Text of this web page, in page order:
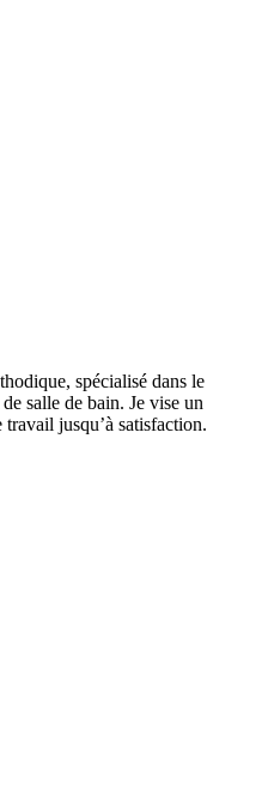
spécialisé dans le
salle de bain. Je vise un
jusqu’à satisfaction.